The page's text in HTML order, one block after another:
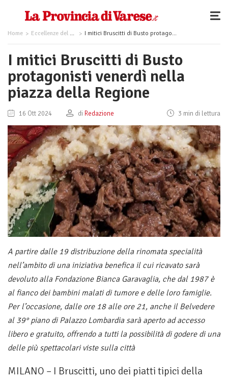
Home Eccellenze del territorio I mitici Bruscitti di Busto protagonisti venerdì nella piazza della Regione
I mitici Bruscitti di Busto
protagonisti venerdì nella
piazza della Regione
16 Ott 2024 di Redazione 3 min di lettura
A partire dalle 19 distribuzione della rinomata specialità
nell’ambito di una iniziativa benefica il cui ricavato sarà
devoluto alla Fondazione Bianca Garavaglia, che dal 1987 è
al fianco dei bambini malati di tumore e delle loro famiglie.
Per l’occasione, dalle ore 18 alle ore 21, anche il Belvedere
al 39° piano di Palazzo Lombardia sarà aperto ad accesso
libero e gratuito, offrendo a tutti la possibilità di godere di una
delle più spettacolari viste sulla città
MILANO – I Bruscitti, uno dei piatti tipici della